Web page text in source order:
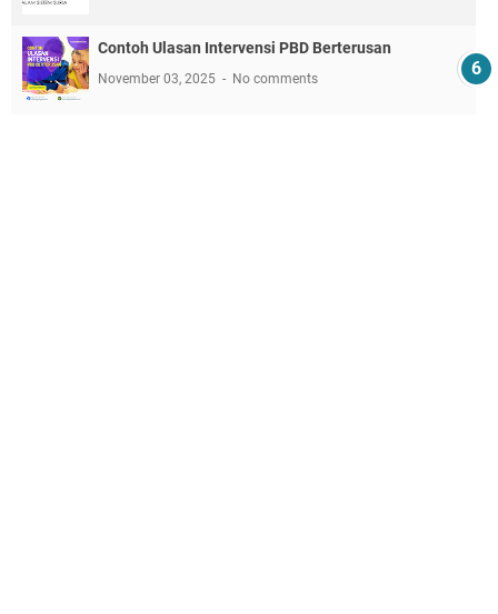
Contoh Ulasan Intervensi PBD Berterusan
November 03, 2025 No comments